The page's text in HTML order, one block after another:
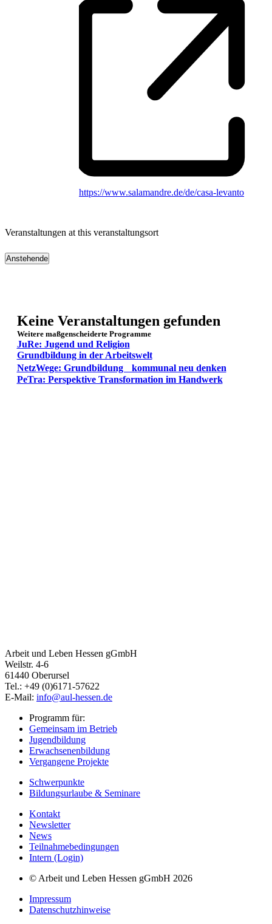
Website
https://www.salamandre.de/de/casa-levanto
Veranstaltungen at this veranstaltungsort
Anstehende
Keine Veranstaltungen gefunden
Weitere maßgenscheiderte Programme
JuRe: Jugend und Religion
Grundbildung in der Arbeitswelt
NetzWege: Grundbildung kommunal neu denken
PeTra: Perspektive Transformation im Handwerk
Arbeit und Leben Hessen gGmbH
Weilstr. 4-6
61440 Oberursel
Tel.: +49 (0)6171-57622
E-Mail: info@aul-hessen.de
Programm für:
Gemeinsam im Betrieb
Jugendbildung
Erwachsenenbildung
Vergangene Projekte
Schwerpunkte
Bildungsurlaube & Seminare
Kontakt
Newsletter
News
Teilnahmebedingungen
Intern (Login)
© Arbeit und Leben Hessen gGmbH 2026
Impressum
Datenschutzhinweise